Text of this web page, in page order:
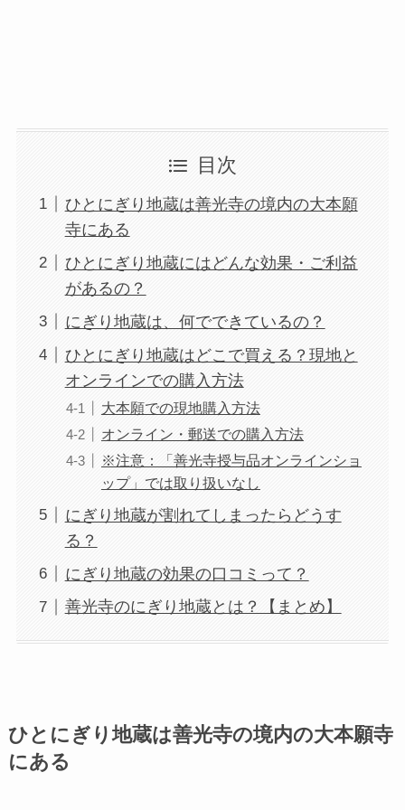
目次
ひとにぎり地蔵は善光寺の境内の大本願
寺にある
ひとにぎり地蔵にはどんな効果・ご利益
があるの？
にぎり地蔵は、何でできているの？
ひとにぎり地蔵はどこで買える？現地と
オンラインでの購入方法
大本願での現地購入方法
オンライン・郵送での購入方法
※注意：「善光寺授与品オンラインショ
ップ」では取り扱いなし
にぎり地蔵が割れてしまったらどうす
る？
にぎり地蔵の効果の口コミって？
善光寺のにぎり地蔵とは？【まとめ】
ひとにぎり地蔵は善光寺の境内の大本願寺
にある